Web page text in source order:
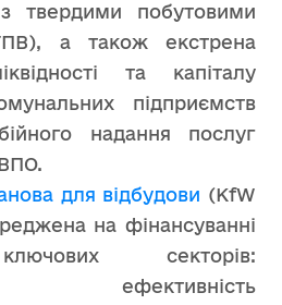
твердими побутовими
а також екстрена
та капіталу
підприємств
надання послуг
для відбудови (KfW
на фінансуванні
секторів:
ефективність